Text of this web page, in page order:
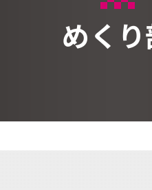
めく